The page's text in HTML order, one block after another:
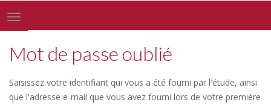
Toggle
navigation
Mot de passe oublié
Saisissez votre identifiant qui vous a été fourni par l'étude, ainsi
que l'adresse e-mail que vous avez fourni lors de votre première